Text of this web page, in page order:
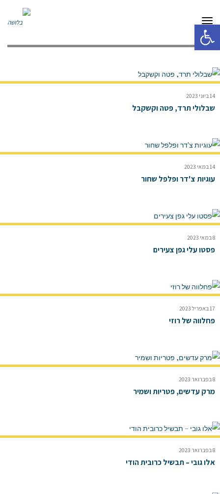
תפריט
14 ביוני 2023
שבלולי תרד, פטה וקשקבל
14 במאי 2023
עוגיות צ'דר ופלפל שחור
8 במאי 2023
פסטו עלי גפן צעירים
17 באפריל 2023
פחלווה של רוזי
8 בפברואר 2023
מרק עדשים, פטריות ושמיר
8 בפברואר 2023
אלו גובי – תבשיל כרובית הודי
פתח סרגל נגישות